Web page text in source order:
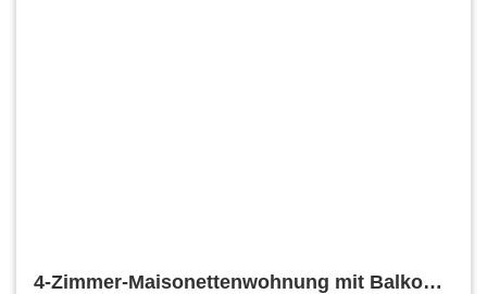
4-Zimmer-Maisonettenwohnung mit Balkon